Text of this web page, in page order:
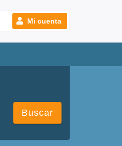
Mi cuenta
Buscar